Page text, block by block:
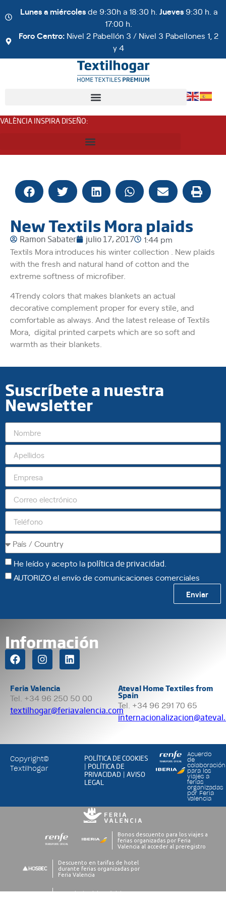
Lunes a miércolesde 9:30h a 18:30 h. Jueves 9:30 h. a
17:00 h.
Foro Centro: Nivel 2 Pabellón 3 / Nivel 3 Pabellones 1, 2
y 4
VALÈNCIA INSPIRA DISEÑO:
New Textils Mora plaids
Ramon Sabater julio 17, 2017
1:44 pm
Textils Mora introduces his winter collection . New plaids
with the fresh and natural hand of cotton and the
extreme softness of microfiber.
4Trendy colors that makes blankets an actual
decorative complement proper for every stile, and
comfortable as always. And the latest release of Textils
Mora, digital printed carpets which are so soft and
warmth as their blankets.
Suscríbete a nuestra
Newsletter
He leído y acepto la política de privacidad
AUTORIZO el envío de comunicaciones comerciales
Enviar
Información
Feria Valencia
Tel. +34 96 250 50 00
textilhogar@feriavalencia.com
Ateval Home Textiles from
Spain
Tel. +34 96 291 70 65
Copyright©
Textilhogar
POLÍTICA DE COOKIES
| POLÍTICA DE
PRIVACIDAD |AVISO
LEGAL
Acuerdo
de
colaboración
para los
viajes a
ferias
organizadas
por Feria
Valencia